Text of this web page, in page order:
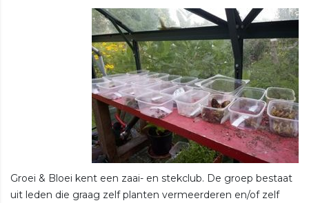
Groei & Bloei kent een zaai- en stekclub. De groep bestaat
uit leden die graag zelf planten vermeerderen en/of zelf